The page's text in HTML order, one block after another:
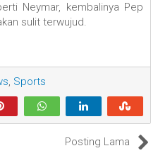
Neymar, kembalinya Pep
sulit terwujud.
, Sports
Posting Lama